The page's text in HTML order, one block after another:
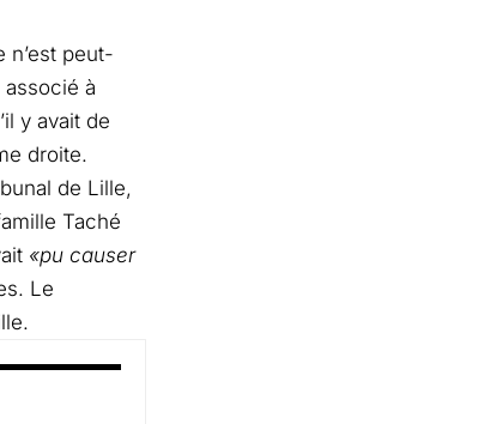
n’est peut-
associé à
y avait de
droite.
de Lille,
Taché
«pu causer
Le